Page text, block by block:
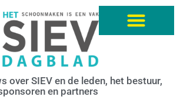
over SIEV en de leden, het bestuur,
en partners